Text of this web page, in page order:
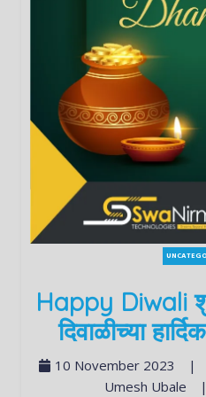
Happy Diwali शुभ
दिवाळीच्या
10 November 2023 |
Umesh Ubale
|